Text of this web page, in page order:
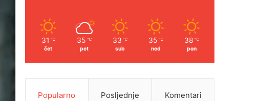
31 ℃
čet
35 ℃
pet
33 ℃
sub
35 ℃
ned
38 ℃
pon
Popularno Posljednje Komentari